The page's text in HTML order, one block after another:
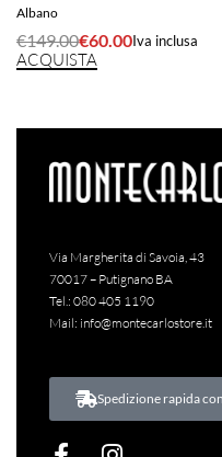
Albano
€149.00€60.00Iva inclusa
ACQUISTA
Via Margherita di Savoia, 43
70017 – Putignano BA
Tel.: 080 405 1190
Mail: info@montecarlostore.it
Spedizione rapida